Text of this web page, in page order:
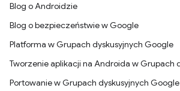
Blog o Androidzie
Blog o bezpieczeństwie w Google
Platforma w Grupach dyskusyjnych Google
Tworzenie aplikacji na Androida w Grupach
Portowanie w Grupach dyskusyjnych Google